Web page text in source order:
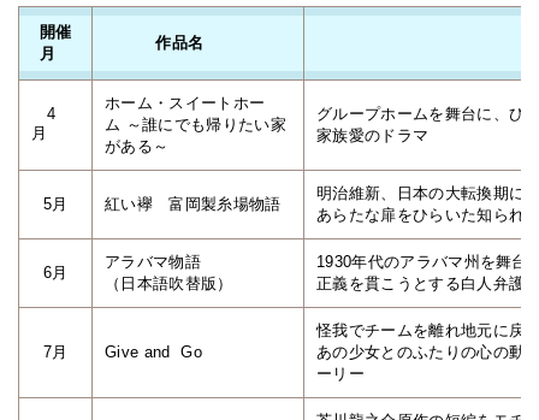
開催
月
作品名
4
月
ホーム・スイートホー
ム ～誰にでも帰りたい家
がある～
グループホームを舞台に、ひ
家族愛のドラマ
5月 紅い襷 富岡製糸場物語
明治維新、日本の大転換期に
あらたな扉をひらいた知られ
6月
アラバマ物語
（日本語吹替版）
1930年代のアラバマ州を舞台
正義を貫こうとする白人弁護
7月 Give and Go
怪我でチームを離れ地元に戻
あの少女とのふたりの心の動
ーリー